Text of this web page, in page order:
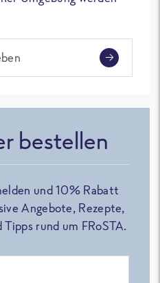
bestellen
und 10% Rabatt
Angebote, Rezepte,
rund um FRoSTA.